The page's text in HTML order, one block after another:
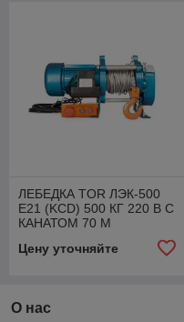
ЛЕБЕДКА TOR ЛЭК-500
E21 (KCD) 500 КГ 220 В С
КАНАТОМ 70 М
Цену уточняйте
О нас